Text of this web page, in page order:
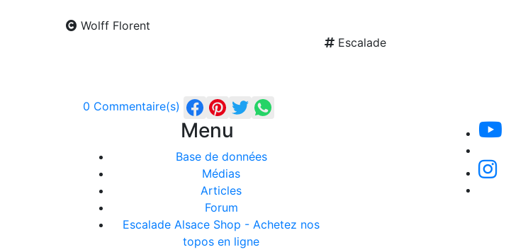
Wolff Florent
Escalade
0 Commentaire(s)
Menu
Base de données
Médias
Articles
Forum
Escalade Alsace Shop - Achetez nos
topos en ligne